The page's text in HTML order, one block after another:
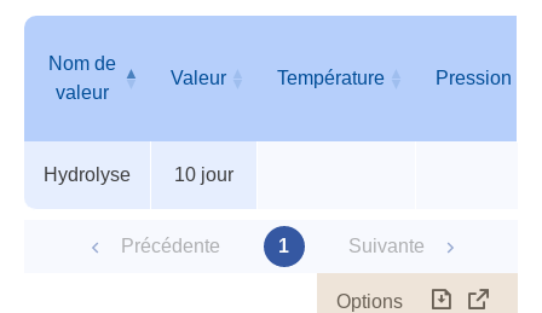
des
paramètres
Nom de
valeur
Valeur Température Pression
valeur
Hydrolyse
10 jour
Précédente 1 Suivante
Options